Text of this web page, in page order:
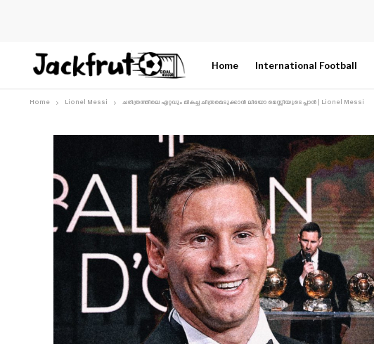
Home International Football
Home Lionel Messi ചരിത്രത്തിലെ ഏറ്റവും മികച്ച ചിത്രമെടുക്കാൻ ലിയോ മെസ്സിയുടെ പ്ലാൻ | Lionel Messi